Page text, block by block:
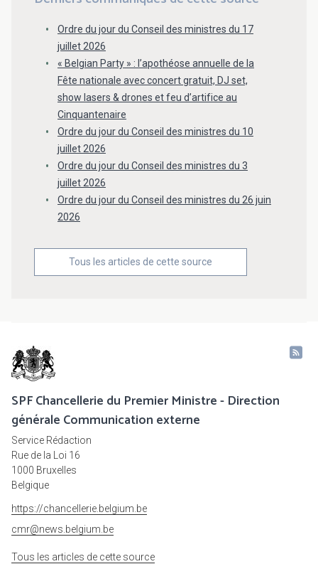
Ordre du jour du Conseil des ministres du 17
juillet 2026
« Belgian Party » : l’apothéose annuelle de la
Fête nationale avec concert gratuit, DJ set,
show lasers & drones et feu d’artifice au
Cinquantenaire
Ordre du jour du Conseil des ministres du 10
juillet 2026
Ordre du jour du Conseil des ministres du 3
juillet 2026
Ordre du jour du Conseil des ministres du 26 juin
2026
Tous les articles de cette source
SPF Chancellerie du Premier Ministre - Direction
générale Communication externe
Service Rédaction
Rue de la Loi 16
1000 Bruxelles
Belgique
https://chancellerie.belgium.be
cmr@news.belgium.be
Tous les articles de cette source